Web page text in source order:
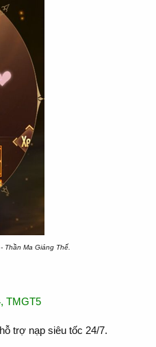
Thần Ma Giáng Thế.
TMGT5
trợ nạp siêu tốc 24/7.